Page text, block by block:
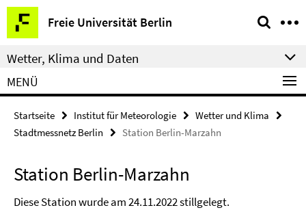
Springe
direkt
zu
Inhalt
Freie Universität Berlin
Service-
Navigation
Wetter, Klima und Daten
MENÜ
Startseite Institut für Meteorologie
Wetter und Klima
Stadtmessnetz Berlin
Station Berlin-Marzahn
Station Berlin-Marzahn
Diese Station wurde am 24.11.2022 stillgelegt.